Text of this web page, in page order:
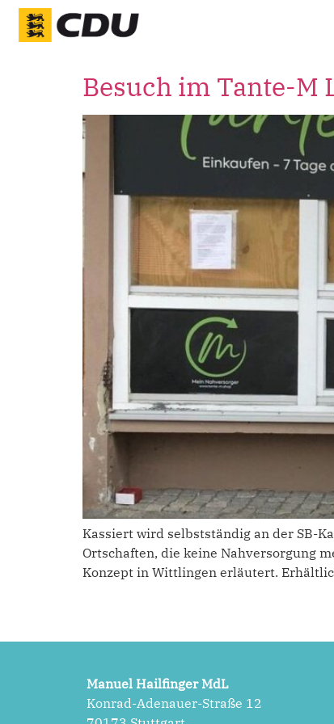
Besuch im Tante-M
Kassiert wird selbstständig an der SB-
Ortschaften, die keine Nahversorgung
Konzept in Wittlingen erläutert.
Manuel Hailfinger MdL
Konrad-Adenauer-Straße 12